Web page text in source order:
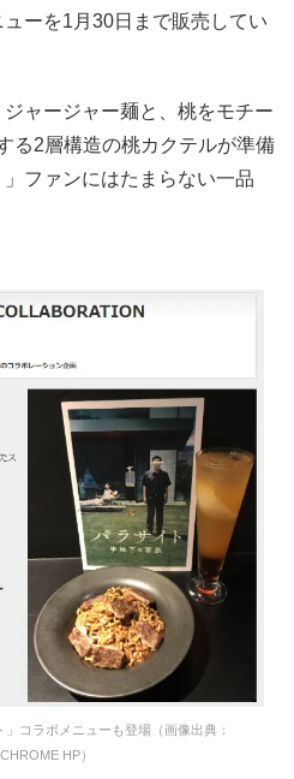
ーを1月30日まで販売してい
ャージャー麺と、桃をモチー
る2層構造の桃カクテルが準備
ファンにはたまらない一品
コラボメニューも登場（画像出典：
HP）